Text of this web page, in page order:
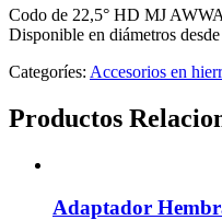
Codo de 22,5° HD MJ
Disponible en diámetros
Categoríes: Accesorios en
Productos
Adaptador